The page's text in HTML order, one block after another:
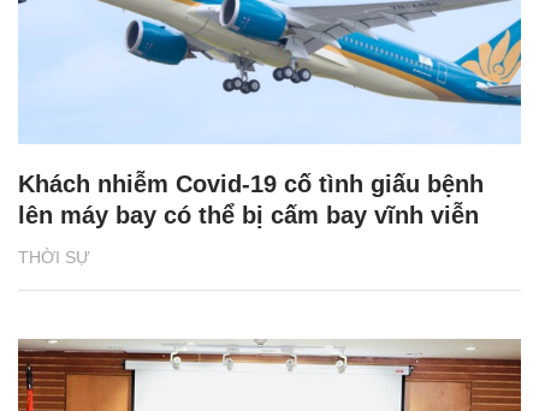
THỜI SỰ
Khách nhiễm Covid-19 cố tình giấu bệnh
lên máy bay có thể bị cấm bay vĩnh viễn